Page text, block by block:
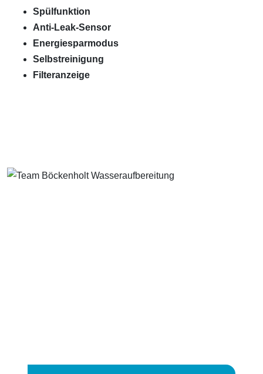
Spülfunktion
Anti-Leak-Sensor
Energiesparmodus
Selbstreinigung
Filteranzeige